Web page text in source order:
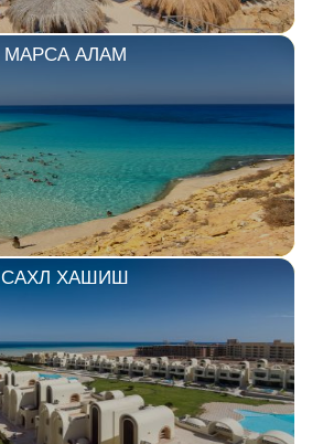
МАРСА АЛАМ
САХЛ ХАШИШ